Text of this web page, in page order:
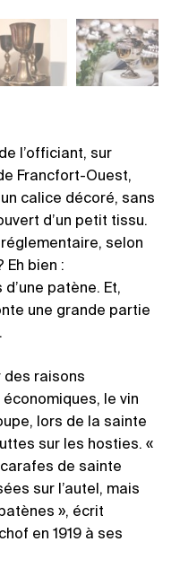
l’officiant, sur
Francfort-Ouest,
calice décoré, sans
d’un petit tissu.
réglementaire, selon
bien :
patène. Et,
une grande partie
des raisons
le vin
lors de la sainte
sur les hosties. «
de sainte
sur l’autel, mais
», écrit
en 1919 à ses